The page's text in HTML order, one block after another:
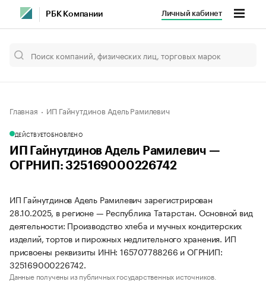
РБК Компании Личный кабинет
Главная ИП Гайнутдинов Адель Рамилевич
ДЕЙСТВУЕТОБНОВЛЕНО
ИП Гайнутдинов Адель Рамилевич —
ОГРНИП: 325169000226742
ИП Гайнутдинов Адель Рамилевич зарегистрирован
28.10.2025, в регионе — Республика Татарстан. Основной вид
деятельности: Производство хлеба и мучных кондитерских
изделий, тортов и пирожных недлительного хранения. ИП
присвоены реквизиты ИНН: 165707788266 и ОГРНИП:
325169000226742.
Данные получены из публичных государственных источников.